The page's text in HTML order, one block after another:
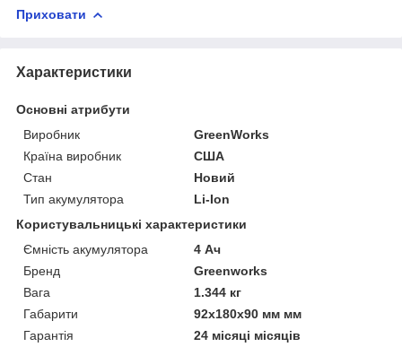
Приховати
Характеристики
Основні атрибути
Виробник
GreenWorks
Країна виробник
США
Стан
Новий
Тип акумулятора
Li-Ion
Користувальницькі характеристики
Ємність акумулятора
4 Ач
Бренд
Greenworks
Вага
1.344 кг
Габарити
92х180х90 мм мм
Гарантія
24 місяці місяців